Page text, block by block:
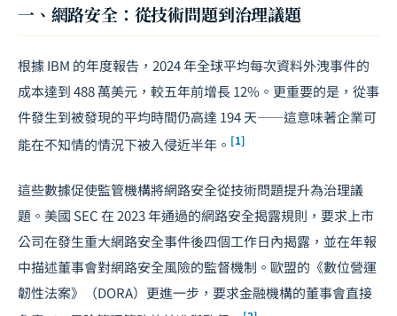
一、網路安全：從技術問題到治理議題
根據 IBM 的年度報告，2024 年全球平均每次資料外洩事件的
成本達到 488 萬美元，較五年前增長 12%。更重要的是，從事
件發生到被發現的平均時間仍高達 194 天——這意味著企業可
能在不知情的情況下被入侵近半年。 [1]
這些數據促使監管機構將網路安全從技術問題提升為治理議
題。美國 SEC 在 2023 年通過的網路安全揭露規則，要求上市
公司在發生重大網路安全事件後四個工作日內揭露，並在年報
中描述董事會對網路安全風險的監督機制。歐盟的《數位營運
韌性法案》（DORA）更進一步，要求金融機構的董事會直接